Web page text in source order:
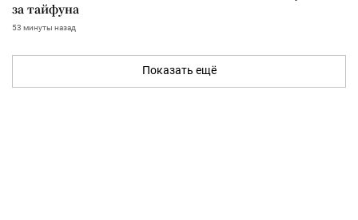
за тайфуна
53 минуты назад
Показать ещё